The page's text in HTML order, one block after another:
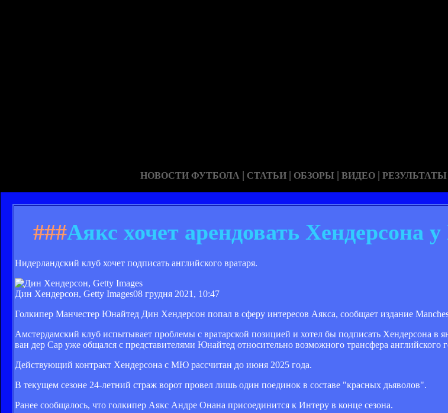
НОВОСТИ ФУТБОЛА | СТАТЬИ | ОБЗОРЫ | ВИДЕО | РЕЗУЛЬТАТЫ
###Аякс хочет арендовать
Нидерландский клуб хочет подписать английского вратаря.
Дин Хендерсон, Getty Images08 грудня 2021, 10:47
Голкипер Манчестер Юнайтед Дин Хендерсон попал в сферу интересов Аякса, сообщает издание
Амстердамский клуб испытывает проблемы с вратарской позицией и хотел бы подписать Хендерсона в
ван дер Сар уже общался с представителями Юнайтед относительно возможного трансфера английского
Действующий контракт Хендерсона с МЮ рассчитан до июня 2025 года.
В текущем сезоне 24-летний страж ворот провел лишь один поединок в составе "красных дьяволов".
Ранее сообщалось, что голкипер Аякс Андре Онана присоединится к Интеру в конце сезона.